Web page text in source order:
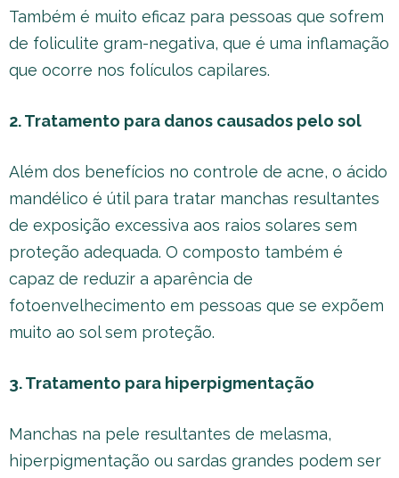
Também é muito eficaz para pessoas que sofrem
de foliculite gram-negativa, que é uma inflamação
que ocorre nos folículos capilares.
2. Tratamento para danos causados pelo sol
Além dos benefícios no controle de acne, o ácido
mandélico é útil para tratar manchas resultantes
de exposição excessiva aos raios solares sem
proteção adequada. O composto também é
capaz de reduzir a aparência de
fotoenvelhecimento em pessoas que se expõem
muito ao sol sem proteção.
3. Tratamento para hiperpigmentação
Manchas na pele resultantes de melasma,
hiperpigmentação ou sardas grandes podem ser